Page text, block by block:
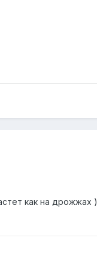
как на дрожжах )